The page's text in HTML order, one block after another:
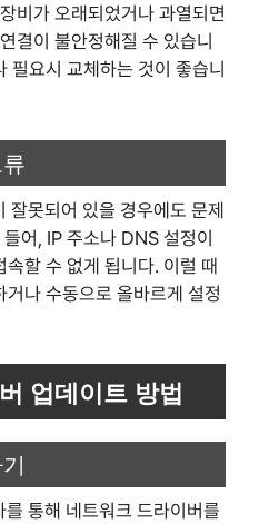
비가 오래되었거나 과열되면
결이 불안정해질 수 있습니
필요시 교체하는 것이 좋습니
잘못되어 있을 경우에도 문제
어, IP 주소나 DNS 설정이
할 수 없게 됩니다. 이럴 때
나 수동으로 올바르게 설정
업데이트 방법
통해 네트워크 드라이버를